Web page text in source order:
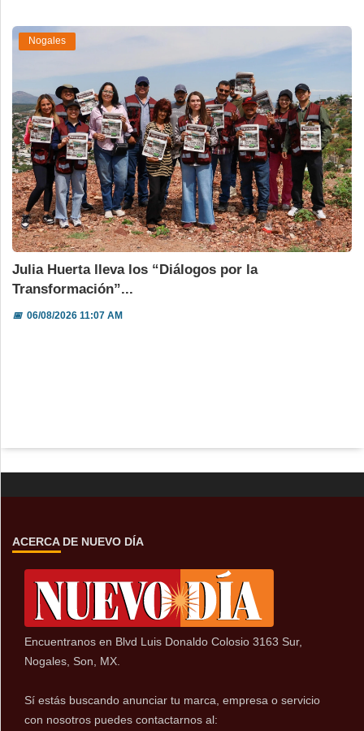
Nogales
Julia Huerta lleva los “Diálogos por la
Transformación”...
📅06/08/2026 11:07 AM
ACERCA DE NUEVO DÍA
Encuentranos en Blvd Luis Donaldo Colosio 3163 Sur,
Nogales, Son, MX.
Sí estás buscando anunciar tu marca, empresa o servicio
con nosotros puedes contactarnos al: